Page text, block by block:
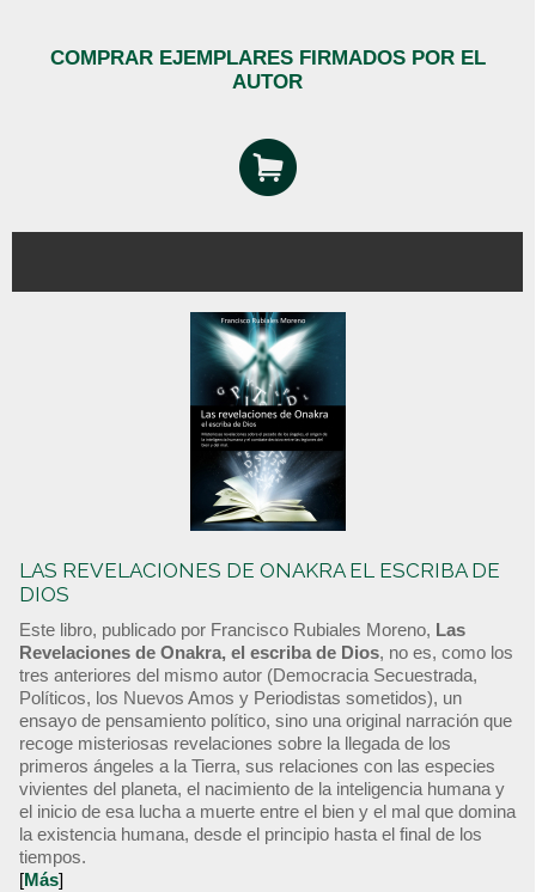
COMPRAR EJEMPLARES FIRMADOS POR EL
AUTOR
LAS REVELACIONES DE ONAKRA EL ESCRIBA DE
DIOS
Este libro, publicado por Francisco Rubiales Moreno, Las
Revelaciones de Onakra, el escriba de Dios, no es, como los
tres anteriores del mismo autor (Democracia Secuestrada,
Políticos, los Nuevos Amos y Periodistas sometidos), un
ensayo de pensamiento político, sino una original narración que
recoge misteriosas revelaciones sobre la llegada de los
primeros ángeles a la Tierra, sus relaciones con las especies
vivientes del planeta, el nacimiento de la inteligencia humana y
el inicio de esa lucha a muerte entre el bien y el mal que domina
la existencia humana, desde el principio hasta el final de los
tiempos.
[Más]